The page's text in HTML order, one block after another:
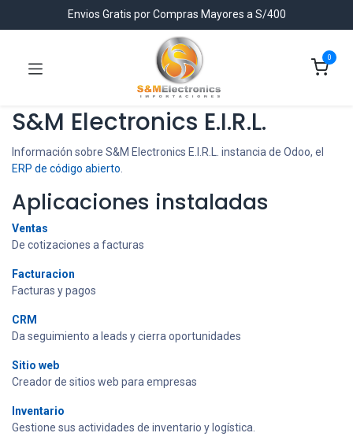
Envios Gratis por Compras Mayores a S/400
0
S&M Electronics E.I.R.L.
Información sobre S&M Electronics E.I.R.L. instancia de Odoo, el
ERP de código abierto
Aplicaciones instaladas
Ventas
De cotizaciones a facturas
Facturacion
Facturas y pagos
CRM
Da seguimiento a leads y cierra oportunidades
Sitio web
Creador de sitios web para empresas
Inventario
Gestione sus actividades de inventario y logística.